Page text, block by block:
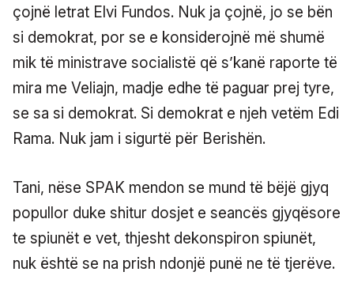
çojnë letrat Elvi Fundos. Nuk ja çojnë, jo se bën
si demokrat, por se e konsiderojnë më shumë
mik të ministrave socialistë që s’kanë raporte të
mira me Veliajn, madje edhe të paguar prej tyre,
se sa si demokrat. Si demokrat e njeh vetëm Edi
Rama. Nuk jam i sigurtë për Berishën.
Tani, nëse SPAK mendon se mund të bëjë gjyq
popullor duke shitur dosjet e seancës gjyqësore
te spiunët e vet, thjesht dekonspiron spiunët,
nuk është se na prish ndonjë punë ne të tjerëve.